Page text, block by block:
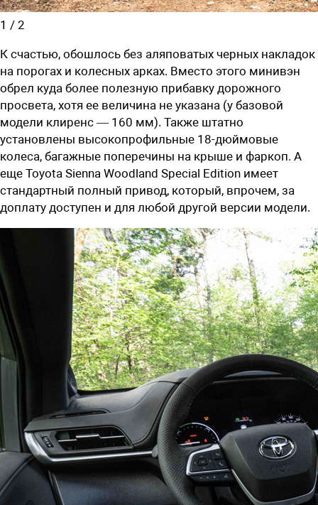
1 / 2
К счастью, обошлось без аляповатых черных накладок
на порогах и колесных арках. Вместо этого минивэн
обрел куда более полезную прибавку дорожного
просвета, хотя ее величина не указана (у базовой
модели клиренс — 160 мм). Также штатно
установлены высокопрофильные 18-дюймовые
колеса, багажные поперечины на крыше и фаркоп. А
еще Toyota Sienna Woodland Special Edition имеет
стандартный полный привод, который, впрочем, за
доплату доступен и для любой другой версии модели.